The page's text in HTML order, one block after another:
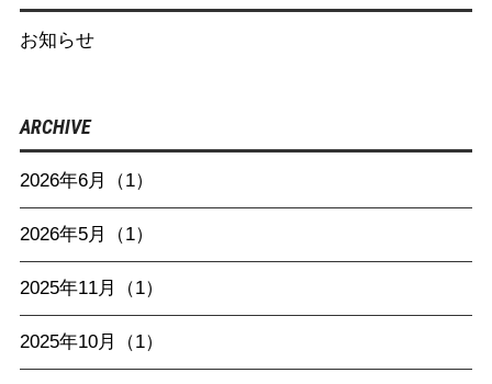
お知らせ
ARCHIVE
2026年6月（1）
2026年5月（1）
2025年11月（1）
2025年10月（1）